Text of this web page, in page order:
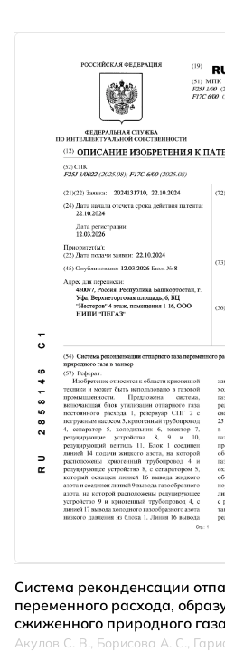
Система реконденсации
переменного расхода,
сжиженного природного
Акулов С. В., Борисова А. С.,